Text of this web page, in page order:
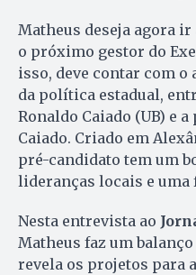
Matheus deseja agora
o próximo gestor do
isso, deve contar com o
da política estadual,
Ronaldo Caiado (UB) e
Caiado. Criado em
pré-candidato tem um
lideranças locais e uma
Nesta entrevista ao
Matheus faz um
revela os projetos para